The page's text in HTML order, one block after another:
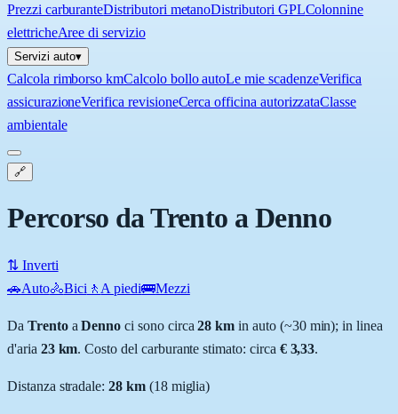
Prezzi carburanteDistributori metanoDistributori GPLColonnine
elettricheAree di servizio
Servizi auto▾
Calcola rimborso kmCalcolo bollo autoLe mie scadenzeVerifica
assicurazioneVerifica revisioneCerca officina autorizzataClasse
ambientale
🔗
Percorso da Trento a Denno
⇅ Inverti
🚗Auto🚴Bici 🚶 A piedi🚌Mezzi
Da TrentoaDenno ci sono circa 28 km in auto (~30 min); in linea
d'aria 23km. Costo del carburante stimato: circa € 3,33.
Distanza stradale:28 km (18miglia)